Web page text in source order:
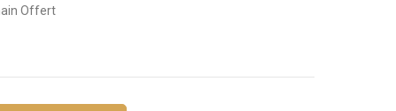
Offert